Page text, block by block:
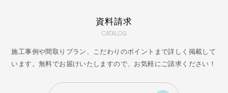
資料請求
CATALOG
施工事例や間取りプラン、こだわりのポイントまで詳しく掲載して
います。無料でお届けいたしますので、お気軽にご請求ください！